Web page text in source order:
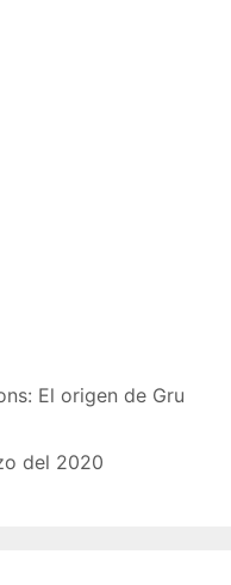
El origen de Gru
del 2020